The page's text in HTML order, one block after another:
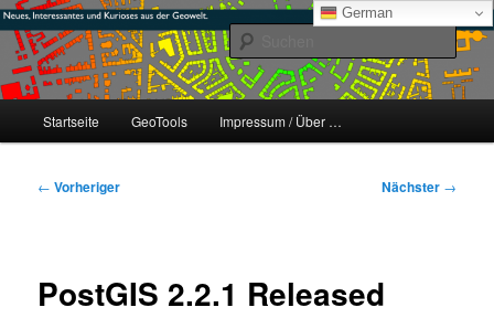
Zum
primären
Inhalt
springen#geoObserver
mikeE's GeoBlog
Startseite GeoTools Impressum / Über …
Beitragsnavigation
← Vorheriger Nächster →
PostGIS 2.2.1 Released
German